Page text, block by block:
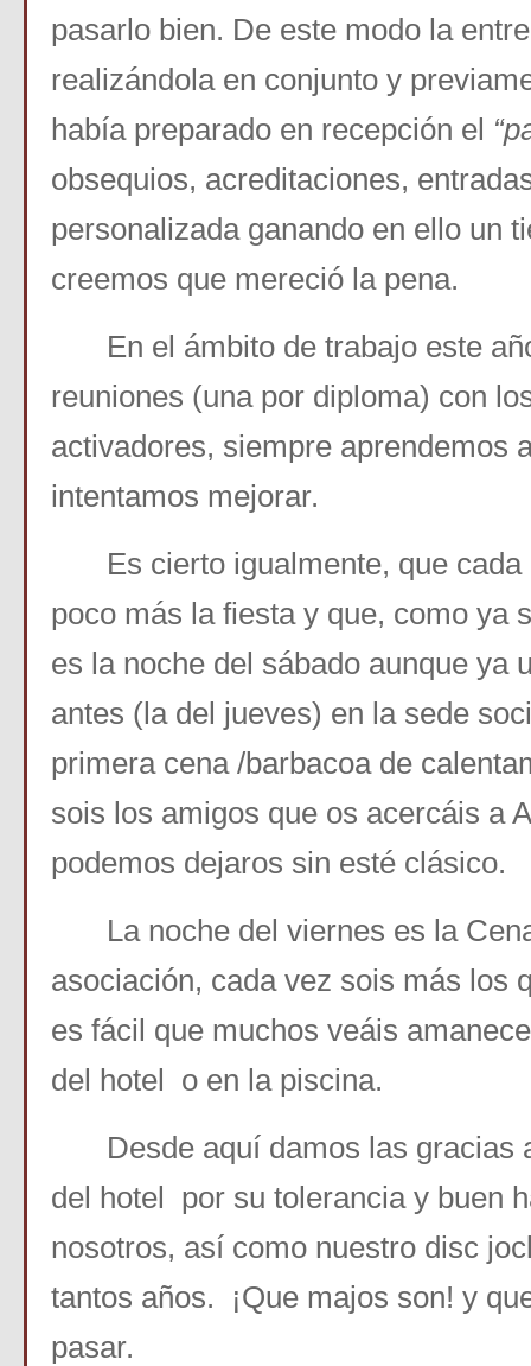
pasarlo bien. De este modo la
realizándola en conjunto y
había preparado en recepción el
obsequios, acreditaciones,
personalizada ganando en ello un
creemos que mereció la pena.
En el ámbito de trabajo este
reuniones (una por diploma) con
activadores, siempre aprendemos
intentamos mejorar.
Es cierto igualmente, que
poco más la fiesta y que, como ya
es la noche del sábado aunque ya
antes (la del jueves) en la sede
primera cena /barbacoa de
sois los amigos que os acercáis a
podemos dejaros sin esté clásico.
La noche del viernes es la
asociación, cada vez sois más los
es fácil que muchos veáis
del hotel o en la piscina.
Desde aquí damos las gracias
del hotel por su tolerancia y buen
nosotros, así como nuestro disc
tantos años. ¡Que majos son! y
pasar.